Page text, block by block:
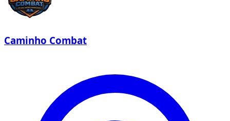
Caminho Combat